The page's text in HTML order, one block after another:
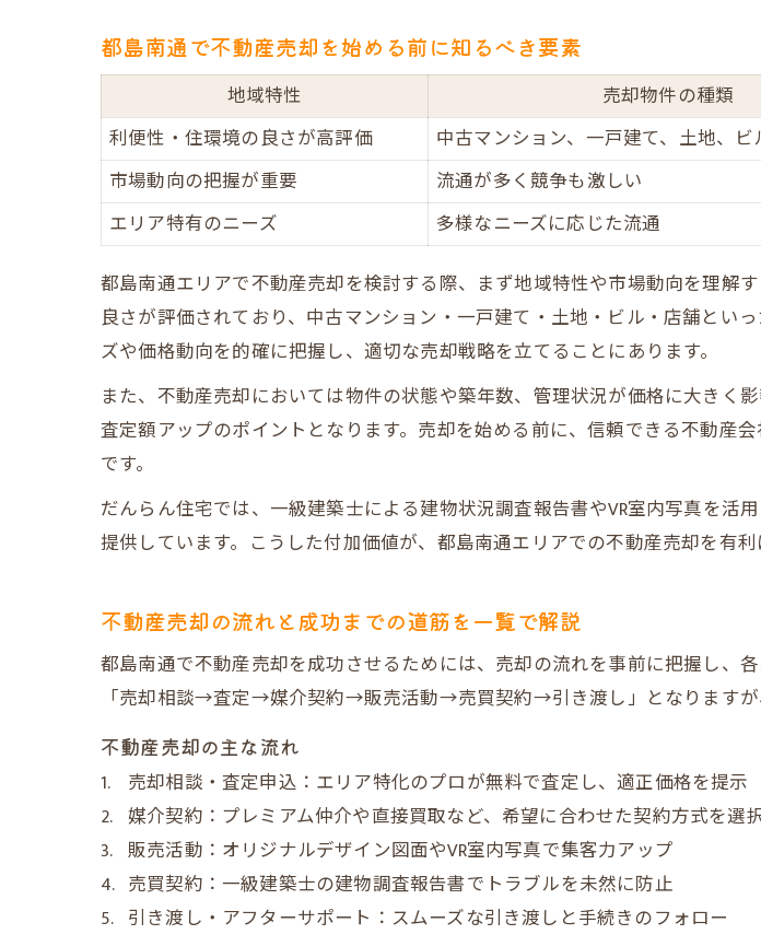
売却実績から見るだんら
オークション買取と直
だんらん住宅が選ばれる
安心の不動産売却を叶える
一級建築士による建物
VR室内写真活用で売却
だんらん住宅のサポー
トラブル防止につなが
売主・買主双方が安心で
もし都島南通で不動産売却
売却前に知っておきた
都島南通の不動産市場
売却時期の選び方とそ
魅力的な不動産売却方法が選
だんらん住宅の売却方
直接買取とオークショ
集客力を高める独自サー
どの売却方法が自分に合
集客力アップで売却を有利に
オリジナル図面で集客力
都島南通で不動産売却を始める前に知るべき要素
地域特性 売却物件の種類
利便性・住環境の良さが高評価
中古マンション、一戸建て、土地、ビ
市場動向の把握が重要
流通が多く競争も激しい
エリア特有のニーズ
多様なニーズに応じた流通
都島南通エリアで不動産売却を検討する際、まず地域特性や市場動向を理解
良さが評価されており、中古マンション・一戸建て・土地・ビル・店舗とい
ズや価格動向を的確に把握し、適切な売却戦略を立てることにあります。
また、不動産売却においては物件の状態や築年数、管理状況が価格に大きく
査定額アップのポイントとなります。売却を始める前に、信頼できる不動産
です。
だんらん住宅では、一級建築士による建物状況調査報告書やVR室内写真を
提供しています。こうした付加価値が、都島南通エリアでの不動産売却を有利
不動産売却の流れと成功までの道筋を一覧で解説
都島南通で不動産売却を成功させるためには、売却の流れを事前に把握し、
「売却相談→査定→媒介契約→販売活動→売買契約→引き渡し」となりますが
不動産売却の主な流れ
売却相談・査定申込：エリア特化のプロが無料で査定し、適正価格を提示
媒介契約：プレミアム仲介や直接買取など、希望に合わせた契約方式を選
販売活動：オリジナルデザイン図面やVR室内写真で集客力アップ
売買契約：一級建築士の建物調査報告書でトラブルを未然に防止
引き渡し・アフターサポート：スムーズな引き渡しと手続きのフォロー